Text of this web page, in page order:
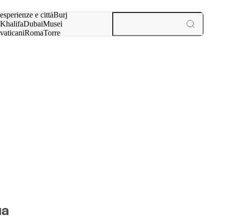
esperienze e cittàBurj
KhalifaDubaiMusei
vaticaniRomaTorre